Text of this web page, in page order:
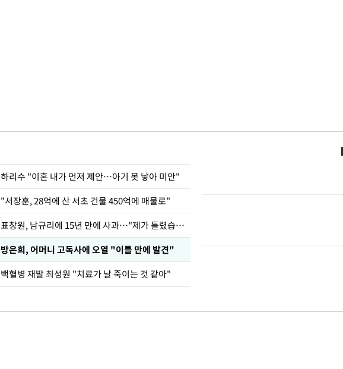
하리수 "이혼 내가 먼저 제안…아기 못 낳아 미안"
"서장훈, 28억에 산 서초 건물 450억에 매물로"
표창원, 남규리에 15년 만에 사과…"제가 틀렸습니다"
방은희, 어머니 고독사에 오열 "이틀 만에 발견"
백혈병 재발 최성원 "치료가 날 죽이는 것 같아"